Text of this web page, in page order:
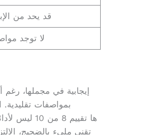
قد يحد من
لا توجد
بمواصفات تقليدية.
تقني مليء بالضجيج،